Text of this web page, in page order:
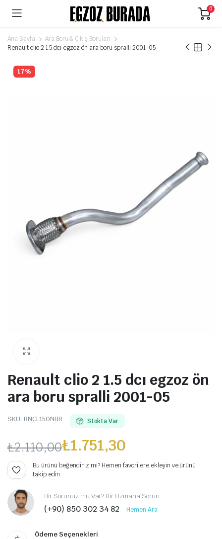
0
Ana Sayfa
Ara Boru & Çıkış Boruları
Renault clio 2 1.5 dcı egzoz ön ara boru spralli 2001-05
17%
Renault clio 2 1.5 dcı egzoz ön
ara boru spralli 2001-05
SKU: RNCL15ONBR Stokta Var
₺2.110,00
Orijinal
fiyat:
₺2.110,00.
₺1.751,30
Şu
andaki
fiyat:
₺1.751,30.
Bu ürünü beğendiniz mi? Hemen favorilere ekleyin ve ürünü
takip edin.
Bir Sorunuz mu Var? Bir Uzmana Sorun
(+90) 850 302 34 82 Hemen Ara
Ödeme Seçenekleri